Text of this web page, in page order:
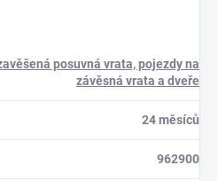
posuvná vrata, pojezdy na
závěsná vrata a dveře
24 měsíců
962900